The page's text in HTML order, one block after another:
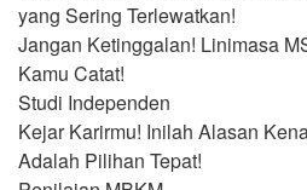
yang Sering Terlewatkan!
Jangan Ketinggalan! Linimasa
Kamu Catat!
Studi Independen
Kejar Karirmu! Inilah Alasan
Adalah Pilihan Tepat!